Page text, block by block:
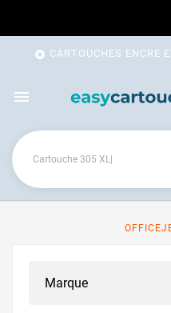
 CARTOUCHES ENCRE
